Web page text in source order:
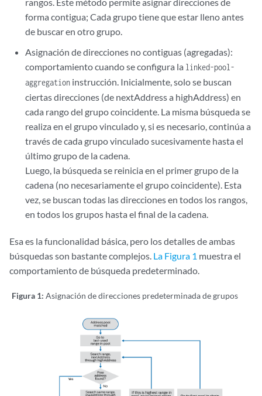
forma contigua; Cada grupo tiene que estar lleno antes
de buscar en otro grupo.
Asignación de direcciones no contiguas (agregadas):
comportamiento cuando se configura la linked-pool-
aggregation instrucción. Inicialmente, solo se buscan
ciertas direcciones (de nextAddress a highAddress) en
cada rango del grupo coincidente. La misma búsqueda se
realiza en el grupo vinculado y, si es necesario, continúa a
través de cada grupo vinculado sucesivamente hasta el
último grupo de la cadena.
Luego, la búsqueda se reinicia en el primer grupo de la
cadena (no necesariamente el grupo coincidente). Esta
vez, se buscan todas las direcciones en todos los rangos,
en todos los grupos hasta el final de la cadena.
Esa es la funcionalidad básica, pero los detalles de ambas
búsquedas son bastante complejos. La Figura 1 muestra el
comportamiento de búsqueda predeterminado.
Figura 1: Asignación de direcciones predeterminada de grupos